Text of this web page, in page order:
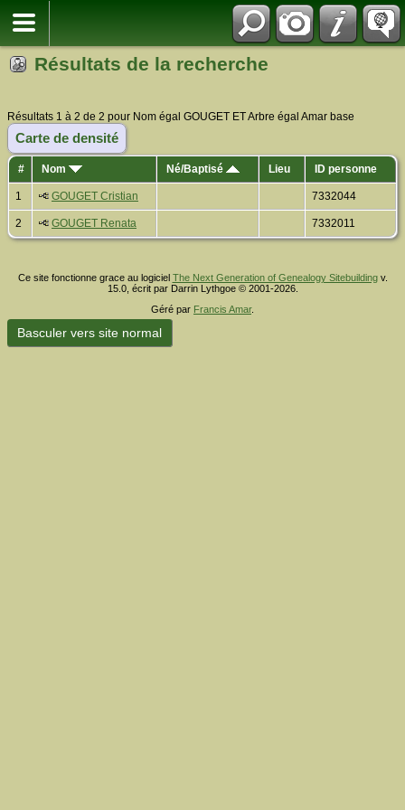
Résultats de la recherche
Résultats 1 à 2 de 2 pour Nom égal GOUGET ET Arbre égal Amar base
Carte de densité
# Nom Né/Baptisé Lieu ID personne
1 GOUGET Cristian 7332044
2 GOUGET Renata 7332011
Ce site fonctionne grace au logiciel The Next Generation of Genealogy Sitebuildingv.
15.0, écrit par Darrin Lythgoe © 2001-2026.
Géré par Francis Amar.
Basculer vers site normal